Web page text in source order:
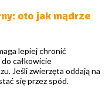
oto jak mądrze
lepiej chronić
całkowicie
Jeśli zwierzęta oddają na
się przez spód.